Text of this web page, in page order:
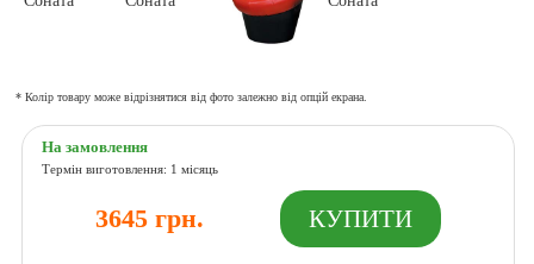
* Колір товару може відрізнятися від фото залежно від опцій екрана.
На замовлення
Термін виготовлення: 1 місяць
3645 грн.